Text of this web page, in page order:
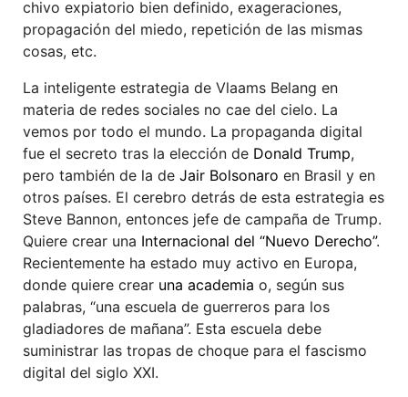
chivo expiatorio bien definido, exageraciones,
propagación del miedo, repetición de las mismas
cosas, etc.
La inteligente estrategia de Vlaams Belang en
materia de redes sociales no cae del cielo. La
vemos por todo el mundo. La propaganda digital
fue el secreto tras la elección de Donald Trump,
pero también de la de Jair Bolsonaro en Brasil y en
otros países. El cerebro detrás de esta estrategia es
Steve Bannon, entonces jefe de campaña de Trump.
Quiere crear una Internacional del “Nuevo Derecho”.
Recientemente ha estado muy activo en Europa,
donde quiere crear una academia o, según sus
palabras, “una escuela de guerreros para los
gladiadores de mañana”. Esta escuela debe
suministrar las tropas de choque para el fascismo
digital del siglo XXI.